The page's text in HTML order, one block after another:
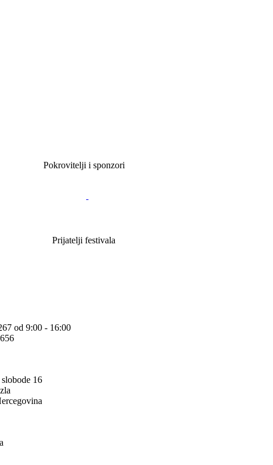
Pokrovitelji i sponzori
Prijatelji festivala
od 9:00 - 16:00
16